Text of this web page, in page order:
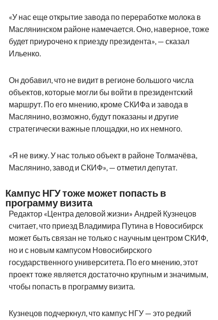
«У нас еще открытие завода по переработке молока в
Маслянинском районе намечается. Оно, наверное, тоже
будет приурочено к приезду президента», — сказал
Ильенко.
Он добавил, что не видит в регионе большого числа
объектов, которые могли бы войти в президентский
маршрут. По его мнению, кроме СКИФа и завода в
Маслянино, возможно, будут показаны и другие
стратегически важные площадки, но их немного.
«Я не вижу. У нас только объект в районе Толмачёва,
Маслянино, завод и СКИФ», — отметил депутат.
Кампус НГУ тоже может попасть в
программу визита
Редактор «Центра деловой жизни» Андрей Кузнецов
считает, что приезд Владимира Путина в Новосибирск
может быть связан не только с научным центром СКИФ,
но и с новым кампусом Новосибирского
государственного университета. По его мнению, этот
проект тоже является достаточно крупным и значимым,
чтобы попасть в программу визита.
Кузнецов подчеркнул, что кампус НГУ — это редкий